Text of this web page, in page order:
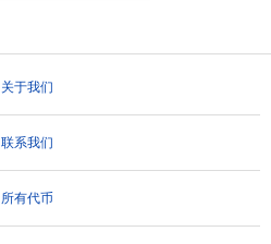
关于我们
联系我们
所有代币